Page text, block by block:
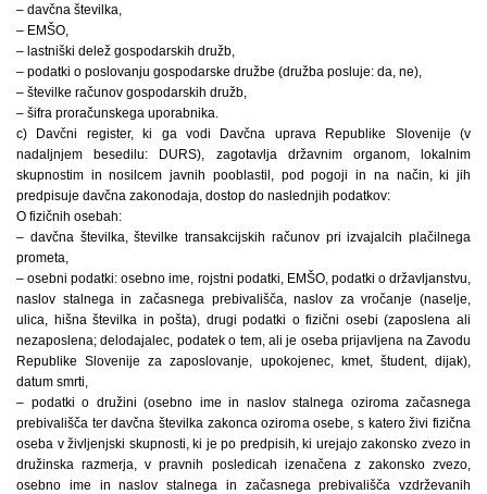
– davčna številka,
– EMŠO,
– lastniški delež gospodarskih družb,
– podatki o poslovanju gospodarske družbe (družba posluje: da, ne),
– številke računov gospodarskih družb,
– šifra proračunskega uporabnika.
c) Davčni register, ki ga vodi Davčna uprava Republike Slovenije (v
nadaljnjem besedilu: DURS), zagotavlja državnim organom, lokalnim
skupnostim in nosilcem javnih pooblastil, pod pogoji in na način, ki jih
predpisuje davčna zakonodaja, dostop do naslednjih podatkov:
O fizičnih osebah:
– davčna številka, številke transakcijskih računov pri izvajalcih plačilnega
prometa,
– osebni podatki: osebno ime, rojstni podatki, EMŠO, podatki o državljanstvu,
naslov stalnega in začasnega prebivališča, naslov za vročanje (naselje,
ulica, hišna številka in pošta), drugi podatki o fizični osebi (zaposlena ali
nezaposlena; delodajalec, podatek o tem, ali je oseba prijavljena na Zavodu
Republike Slovenije za zaposlovanje, upokojenec, kmet, študent, dijak),
datum smrti,
– podatki o družini (osebno ime in naslov stalnega oziroma začasnega
prebivališča ter davčna številka zakonca oziroma osebe, s katero živi fizična
oseba v življenjski skupnosti, ki je po predpisih, ki urejajo zakonsko zvezo in
družinska razmerja, v pravnih posledicah izenačena z zakonsko zvezo,
osebno ime in naslov stalnega in začasnega prebivališča vzdrževanih